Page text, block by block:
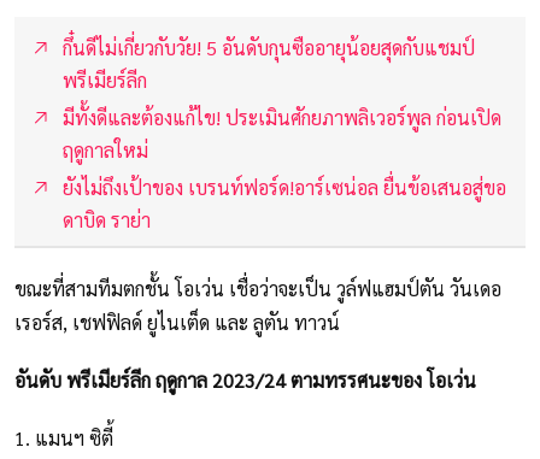
กึ๋นดีไม่เกี่ยวกับวัย! 5 อันดับกุนซืออายุน้อยสุดกับแชมป์
พรีเมียร์ลีก
มีทั้งดีและต้องแก้ไข! ประเมินศักยภาพลิเวอร์พูล ก่อนเปิด
ฤดูกาลใหม่
ยังไม่ถึงเป้าของ เบรนท์ฟอร์ด!อาร์เซน่อล ยื่นข้อเสนอสู่ขอ
ดาบิด ราย่า
ขณะที่สามทีมตกชั้น โอเว่น เชื่อว่าจะเป็น วูล์ฟแฮมป์ตัน วันเดอ
เรอร์ส, เชฟฟิลด์ ยูไนเต็ด และ ลูตัน ทาวน์
อันดับ พรีเมียร์ลีก ฤดูกาล 2023/24 ตามทรรศนะของ โอเว่น
1. แมนฯ ซิตี้